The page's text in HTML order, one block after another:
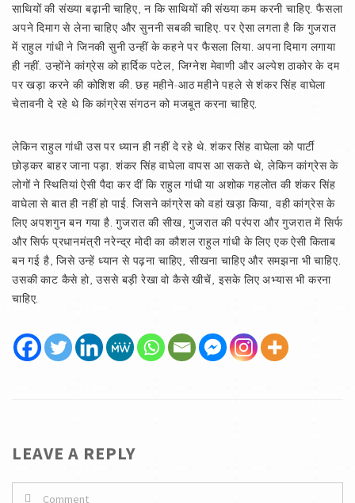
साथियों की संख्या बढ़ानी चाहिए, न कि साथियों की संख्या कम करनी चाहिए. फैसला
अपने दिमाग से लेना चाहिए और सुननी सबकी चाहिए. पर ऐसा लगता है कि गुजरात
में राहुल गांधी ने जिनकी सुनी उन्हीं के कहने पर फैसला लिया. अपना दिमाग लगाया
ही नहीं. उन्होंने कांग्रेस को हार्दिक पटेल, जिग्नेश मेवाणी और अल्पेश ठाकोर के दम
पर खड़ा करने की कोशिश की. छह महीने-आठ महीने पहले से शंकर सिंह वाघेला
चेतावनी दे रहे थे कि कांग्रेस संगठन को मजबूत करना चाहिए.
लेकिन राहुल गांधी उस पर ध्यान ही नहीं दे रहे थे. शंकर सिंह वाघेला को पार्टी
छोड़कर बाहर जाना पड़ा. शंकर सिंह वाघेला वापस आ सकते थे, लेकिन कांग्रेस के
लोगों ने स्थितियां ऐसी पैदा कर दीं कि राहुल गांधी या अशोक गहलोत की शंकर सिंह
वाघेला से बात ही नहीं हो पाई. जिसने कांग्रेस को वहां खड़ा किया, वही कांग्रेस के
लिए अपशगुन बन गया है. गुजरात की सीख, गुजरात की परंपरा और गुजरात में सिर्फ
और सिर्फ प्रधानमंत्री नरेन्द्र मोदी का कौशल राहुल गांधी के लिए एक ऐसी किताब
बन गई है, जिसे उन्हें ध्यान से पढ़ना चाहिए, सीखना चाहिए और समझना भी चाहिए.
उसकी काट कैसे हो, उससे बड़ी रेखा वो कैसे खीचें, इसके लिए अभ्यास भी करना
चाहिए.
LEAVE A REPLY